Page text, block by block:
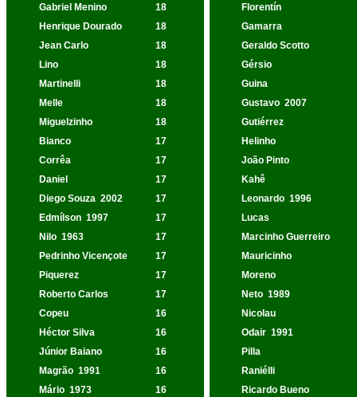
Gabriel Menino
18
Florentín
Henrique Dourado
18
Gamarra
Jean Carlo
18
Geraldo Scotto
Lino
18
Gérsio
Martinelli
18
Guina
Melle
18 Gustavo 2007
Miguelzinho
18
Gutiérrez
Bianco
17
Helinho
Corrêa
17
João Pinto
Daniel
17
Kahê
Diego Souza 2002 17 Leonardo 1996
Edmílson 1997 17
Lucas
Nilo 1963 17
Marcinho Guerreiro
Pedrinho Vicençote
17
Mauricinho
Piquerez
17
Moreno
Roberto Carlos
17 Neto 1989
Copeu
16
Nicolau
Héctor Silva
16 Odair 1991
Júnior Baiano
16
Pilla
Magrão 1991 16
Raniélli
Mário 1973 16
Ricardo Bueno